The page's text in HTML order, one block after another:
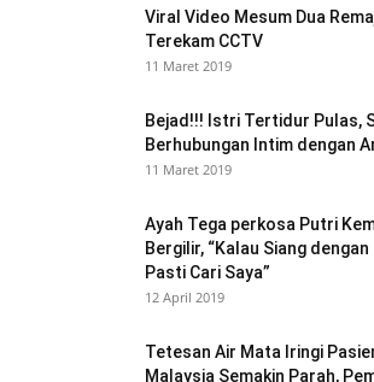
Viral Video Mesum Dua
Terekam CCTV
11 Maret 2019
Bejad!!! Istri Tertidur Pulas,
Berhubungan Intim dengan
11 Maret 2019
Ayah Tega perkosa Putri
Bergilir, “Kalau Siang
Pasti Cari Saya”
12 April 2019
Tetesan Air Mata Iringi
Malaysia Semakin Parah,